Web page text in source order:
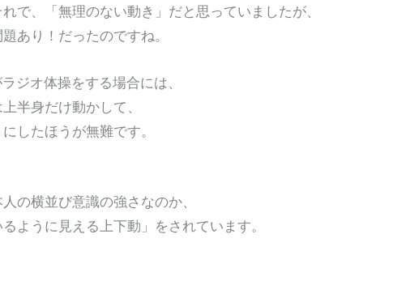
で、「無理のない動き」だと思っていましたが、
あり！だったのですね。
ジオ体操をする場合には、
身だけ動かして、
たほうが無難です。
の横並び意識の強さなのか、
ように見える上下動」をされています。